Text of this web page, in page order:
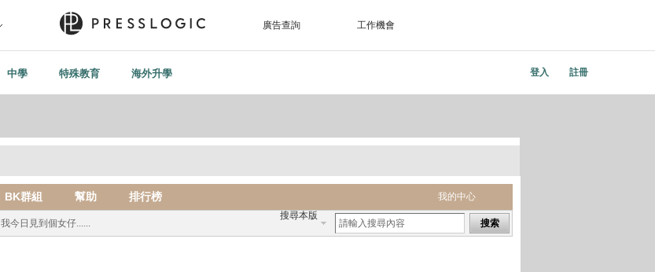
廣告查詢 工作機會
中學 特殊教育 海外升學 登入 註冊
我的中心
BK群組 幫助 排行榜
搜尋本版
搜索
我今日見到個女仔......